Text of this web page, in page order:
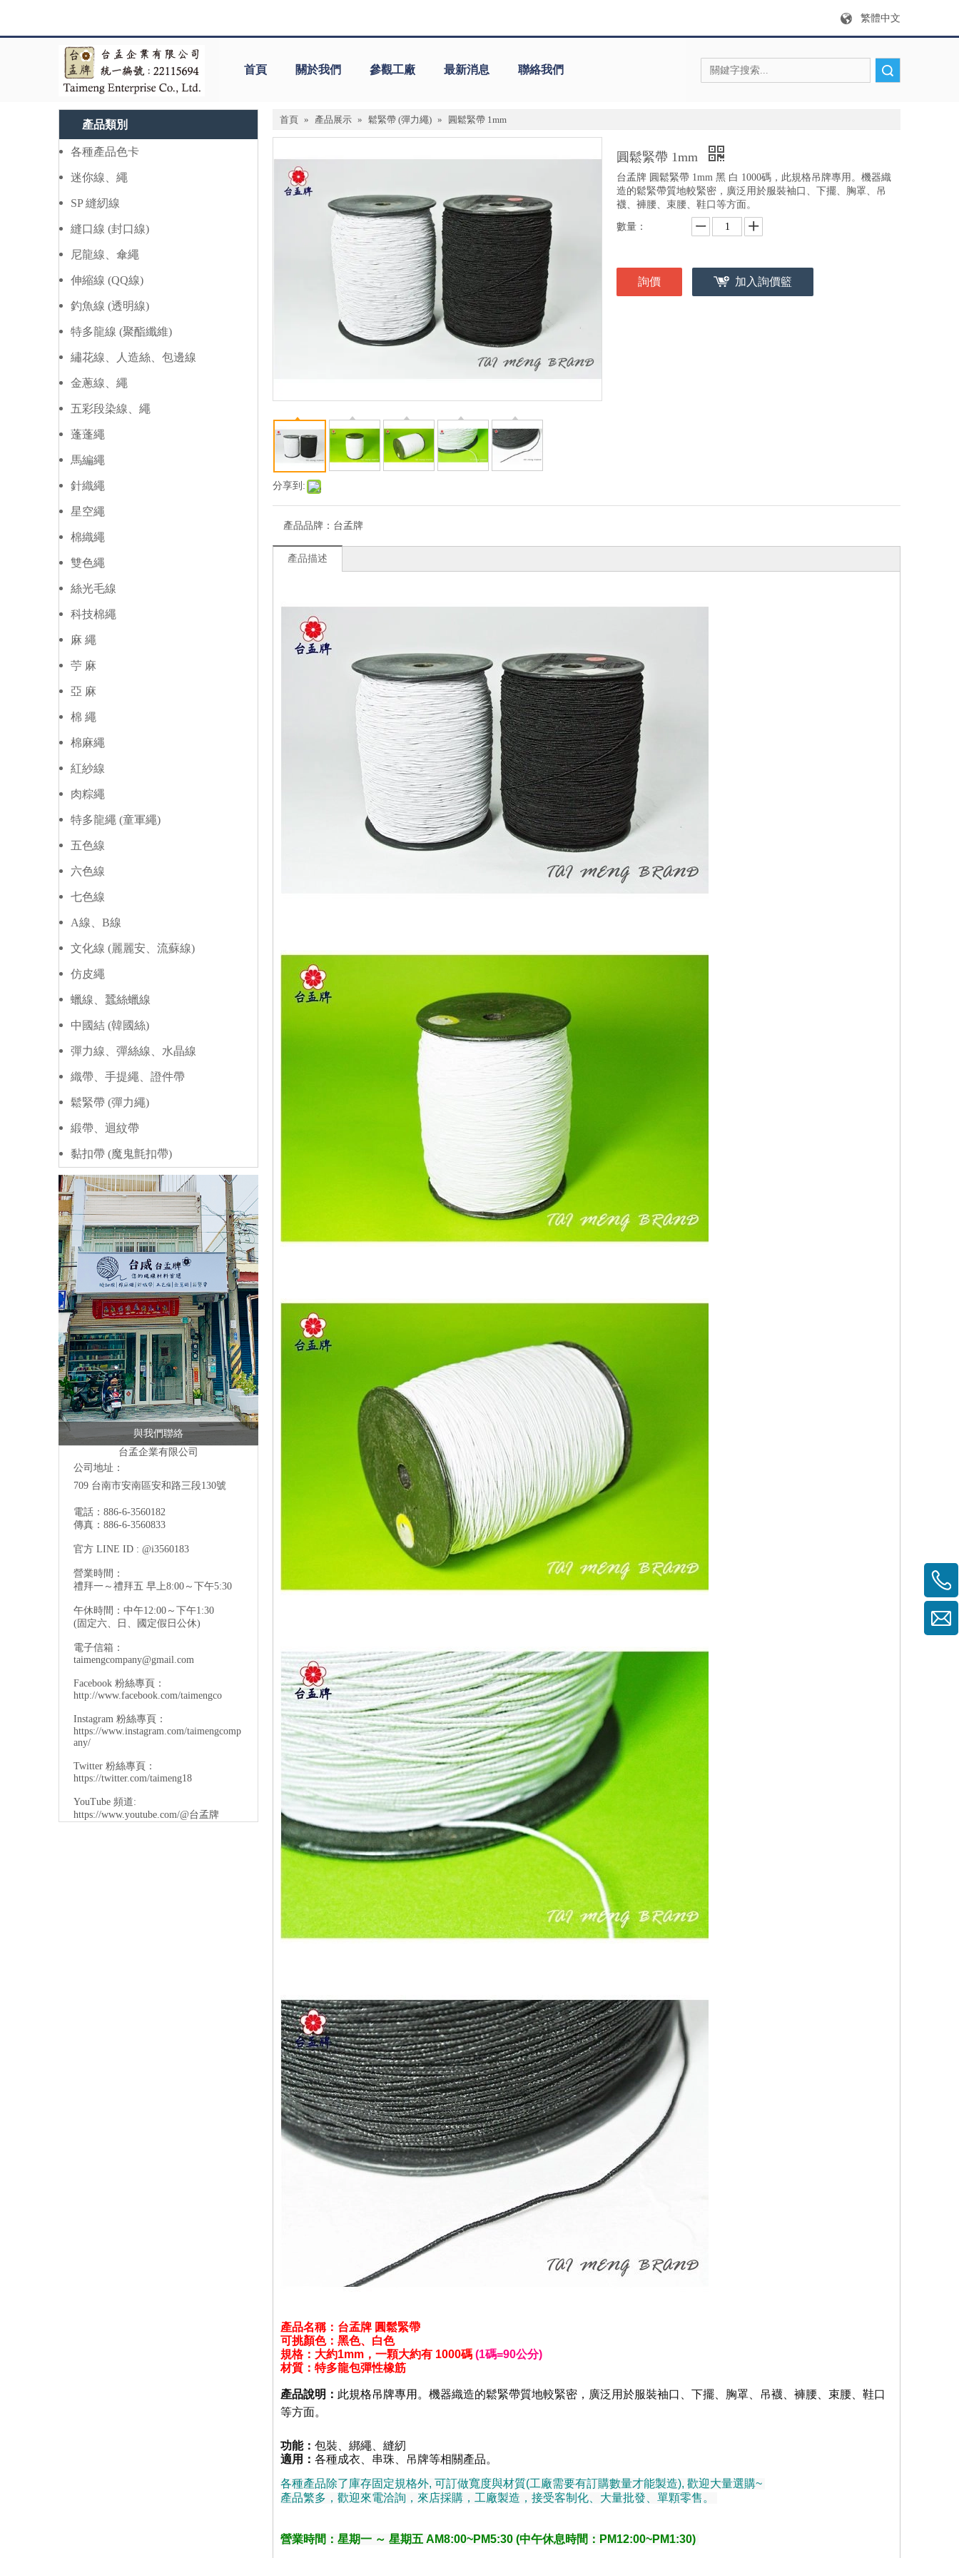
繁體中文
首頁 關於我們 參觀工廠 最新消息 聯絡我們
產品類別
各種產品色卡
迷你線、繩
SP 縫紉線
縫口線 (封口線)
尼龍線、傘繩
伸縮線 (QQ線)
釣魚線 (透明線)
特多龍線 (聚酯纖維)
繡花線、人造絲、包邊線
金蔥線、繩
五彩段染線、繩
蓬蓬繩
馬編繩
針織繩
星空繩
棉織繩
雙色繩
絲光毛線
科技棉繩
麻 繩
苧 麻
亞 麻
棉 繩
棉麻繩
紅紗線
肉粽繩
特多龍繩 (童軍繩)
五色線
六色線
七色線
A線、B線
文化線 (麗麗安、流蘇線)
仿皮繩
蠟線、蠶絲蠟線
中國結 (韓國絲)
彈力線、彈絲線、水晶線
織帶、手提繩、證件帶
鬆緊帶 (彈力繩)
緞帶、迴紋帶
黏扣帶 (魔鬼氈扣帶)
與我們聯絡
台孟企業有限公司
公司地址：
709 台南市安南區安和路三段130號
電話：886-6-3560182
傳真：886-6-3560833
官方 LINE ID : @i3560183
營業時間：
禮拜一～禮拜五 早上8:00～下午5:30
午休時間：中午12:00～下午1:30
(固定六、日、國定假日公休)
電子信箱：
taimengcompany@gmail.com
Facebook 粉絲專頁：
http://www.facebook.com/taimengco
Instagram 粉絲專頁：
https://www.instagram.com/taimengcomp
any/
Twitter 粉絲專頁：
https://twitter.com/taimeng18
YouTube 頻道:
https://www.youtube.com/@台孟牌
首頁 » 產品展示 » 鬆緊帶 (彈力繩) » 圓鬆緊帶 1mm
分享到:
圓鬆緊帶 1mm
台孟牌 圓鬆緊帶 1mm 黑 白 1000碼，此規格吊牌專用。機器織
造的鬆緊帶質地較緊密，廣泛用於服裝袖口、下擺、胸罩、吊
襪、褲腰、束腰、鞋口等方面。
數量：
詢價 加入詢價籃
產品品牌： 台孟牌
產品描述
產品名稱：台孟牌 圓鬆緊帶
可挑顏色： 黑色、 白色
規格： 大約1mm ， 一顆大約有 1000碼 (1碼=90公分)
材質 ： 特多龍包彈性橡筋
產品說明： 此規格吊牌專用。 機器織造的鬆緊帶質地較緊密，廣泛用於服裝袖口、下擺、胸罩、吊襪、褲腰、束腰、鞋口
等方面。
功能： 包裝 綁繩 、縫紉
適用： 各種成衣、串珠、吊牌等相關產品。
各種產品除了庫存固定規格外, 可訂做寬度與材質(工廠需要有訂購數量才能製造), 歡迎大量選購~
產品繁多，歡迎來電洽詢，來店採購，工廠製造，接受客制化、大量批發、單顆零售。
營業時間：星期一 ～ 星期五 AM8:00~PM5:30 (中午休息時間：PM12:00~PM1:30)